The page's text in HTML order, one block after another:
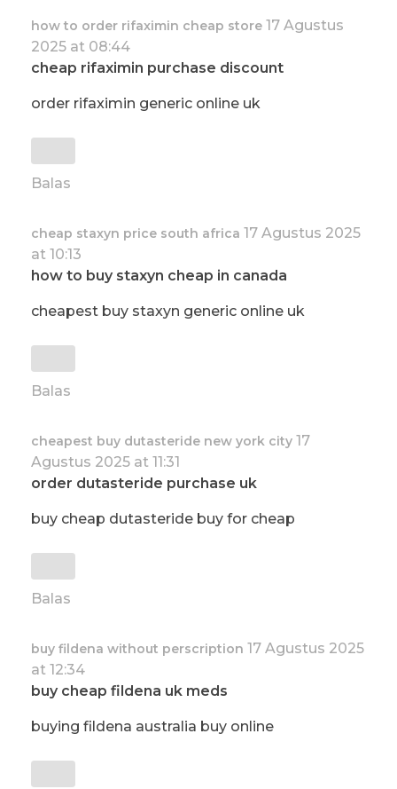
how to order rifaximin cheap store 17 Agustus
2025 at 08:44
cheap rifaximin purchase discount
order rifaximin generic online uk
Balas
cheap staxyn price south africa 17 Agustus 2025
at 10:13
how to buy staxyn cheap in canada
cheapest buy staxyn generic online uk
Balas
cheapest buy dutasteride new york city 17
Agustus 2025 at 11:31
order dutasteride purchase uk
buy cheap dutasteride buy for cheap
Balas
buy fildena without perscription 17 Agustus 2025
at 12:34
buy cheap fildena uk meds
buying fildena australia buy online